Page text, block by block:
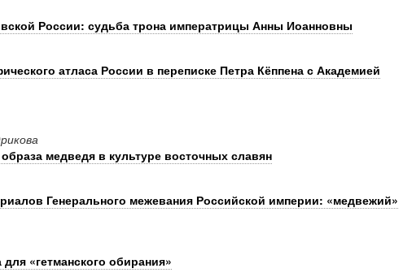
России: судьба трона императрицы Анны Иоанновны
атласа России в переписке Петра Кёппена с Академией
медведя в культуре восточных славян
Генерального межевания Российской империи: «медвежий»
«гетманского обирания»